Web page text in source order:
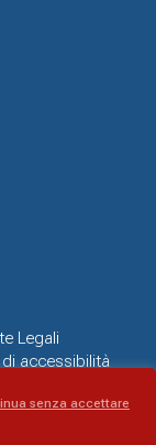
Legali
accessibilità
senza accettare